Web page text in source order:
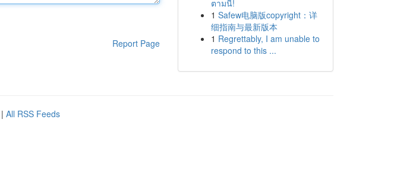
Report Page
ตามนี้!
1 Safew电脑版copyright：详
细指南与最新版本
1 Regrettably, I am unable to
respond to this ...
| All RSS Feeds